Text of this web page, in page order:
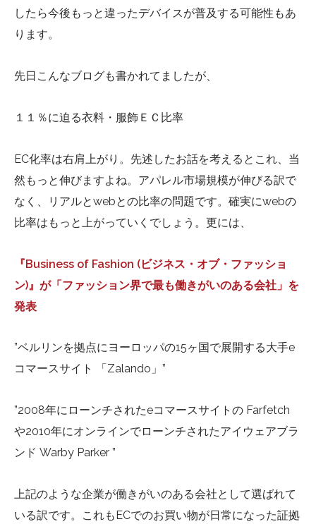
したら今後もっと違ったデバイスが普及する可能性もあ
ります。
先日こんなブログも書かれてましたが、
１１％に迫る衣料・服飾ＥＣ比率
EC化率は右肩上がり。先述したお話を考えるとこれ、当
然もっと伸びますよね。アパレル市場規模が伸びる訳で
なく、リアルとwebとの比率の問題です。確実にwebの
比率はもっと上がっていくでしょう。更には、
『Business of Fashion (ビジネス・オブ・ファッショ
ン)』が「ファッション界で最も働きがいのある会社」を
発表
”ベルリンを拠点にヨーロッパの15ヶ国で展開する大手e
コマースサイト 「Zalando」”
”2008年にローンチされたeコマースサイトの Farfetch
や2010年にオンラインでローンチされたアイウェアブラ
ンド Warby Parker ”
上記のような企業が働きがいのある会社として選ばれて
いる訳です。これもECでのお買い物が日常になった証拠